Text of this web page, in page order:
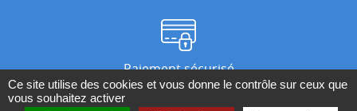
Paiement sécurisé
Ce site utilise des cookies et vous donne le contrôle sur ceux que
vous souhaitez activer